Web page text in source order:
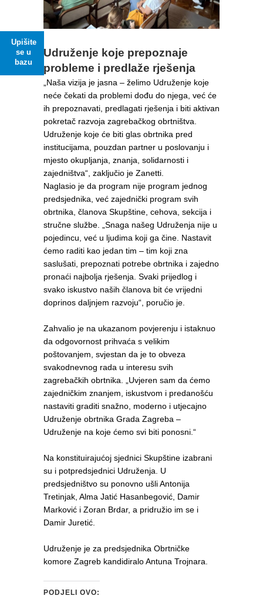
Upišite
se u
bazu
Udruženje koje prepoznaje
probleme i predlaže rješenja
„Naša vizija je jasna – želimo Udruženje koje
neće čekati da problemi dođu do njega, već će
ih prepoznavati, predlagati rješenja i biti aktivan
pokretač razvoja zagrebačkog obrtništva.
Udruženje koje će biti glas obrtnika pred
institucijama, pouzdan partner u poslovanju i
mjesto okupljanja, znanja, solidarnosti i
zajedništva“, zaključio je Zanetti.
Naglasio je da program nije program jednog
predsjednika, već zajednički program svih
obrtnika, članova Skupštine, cehova, sekcija i
stručne službe. „Snaga našeg Udruženja nije u
pojedincu, već u ljudima koji ga čine. Nastavit
ćemo raditi kao jedan tim – tim koji zna
saslušati, prepoznati potrebe obrtnika i zajedno
pronaći najbolja rješenja. Svaki prijedlog i
svako iskustvo naših članova bit će vrijedni
doprinos daljnjem razvoju“, poručio je.
Zahvalio je na ukazanom povjerenju i istaknuo
da odgovornost prihvaća s velikim
poštovanjem, svjestan da je to obveza
svakodnevnog rada u interesu svih
zagrebačkih obrtnika. „Uvjeren sam da ćemo
zajedničkim znanjem, iskustvom i predanošću
nastaviti graditi snažno, moderno i utjecajno
Udruženje obrtnika Grada Zagreba –
Udruženje na koje ćemo svi biti ponosni.“
Na konstituirajućoj sjednici Skupštine izabrani
su i potpredsjednici Udruženja. U
predsjedništvo su ponovno ušli Antonija
Tretinjak, Alma Jatić Hasanbegović, Damir
Marković i Zoran Brdar, a pridružio im se i
Damir Juretić.
Udruženje je za predsjednika Obrtničke
komore Zagreb kandidiralo Antuna Trojnara.
PODJELI OVO: